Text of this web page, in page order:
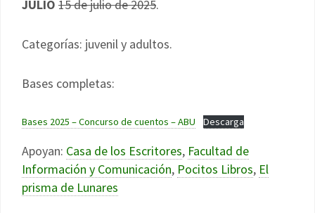
JULIO 15 de julio de 2025.
Categorías: juvenil y adultos.
Bases completas:
Bases 2025 – Concurso de cuentos – ABU Descarga
Apoyan: Casa de los Escritores, Facultad de
Información y Comunicación, Pocitos Libros, El
prisma de Lunares